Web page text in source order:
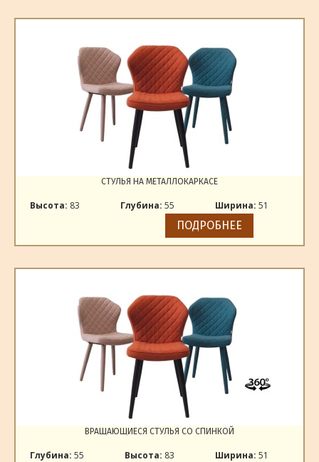
СТУЛЬЯ НА МЕТАЛЛОКАРКАСЕ
Высота: 83 Глубина: 55 Ширина: 51
ПОДРОБНЕЕ
ВРАЩАЮЩИЕСЯ СТУЛЬЯ СО СПИНКОЙ
Глубина: 55 Высота: 83 Ширина: 51